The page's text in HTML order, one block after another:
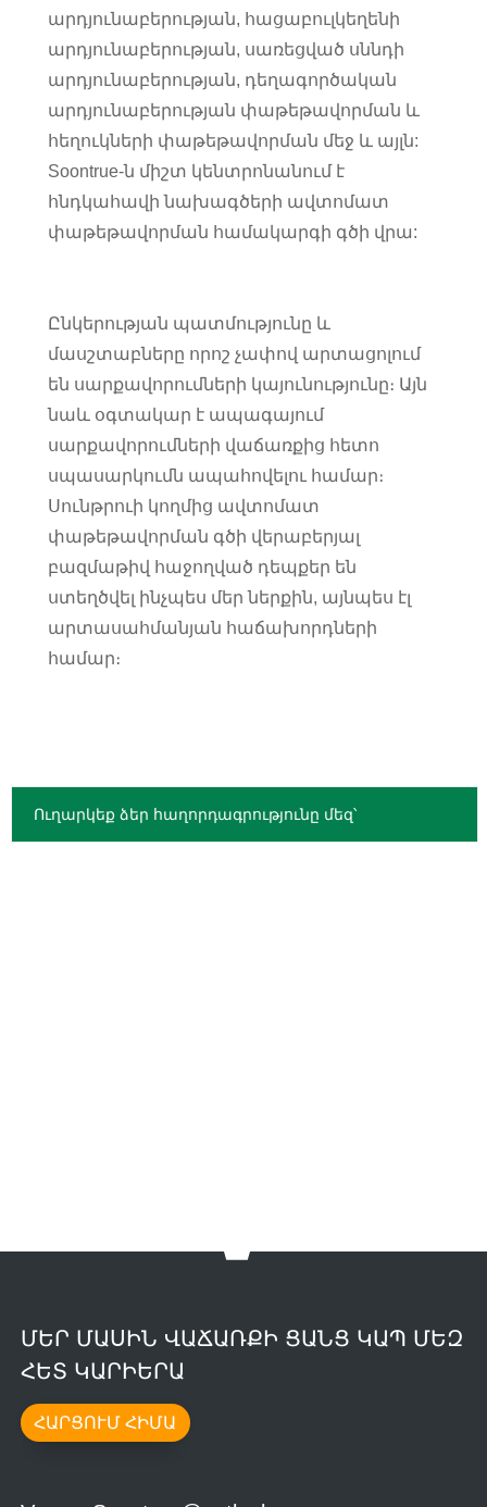
արդյունաբերության, հացաբուլկեղենի
արդյունաբերության, սառեցված սննդի
արդյունաբերության, դեղագործական
արդյունաբերության փաթեթավորման և
հեղուկների փաթեթավորման մեջ և այլն:
Soontrue-ն միշտ կենտրոնանում է
հնդկահավի նախագծերի ավտոմատ
փաթեթավորման համակարգի գծի վրա:
Ընկերության պատմությունը և
մասշտաբները որոշ չափով արտացոլում
են սարքավորումների կայունությունը։ Այն
նաև օգտակար է ապագայում
սարքավորումների վաճառքից հետո
սպասարկումն ապահովելու համար։
Սունթրուի կողմից ավտոմատ
փաթեթավորման գծի վերաբերյալ
բազմաթիվ հաջողված դեպքեր են
ստեղծվել ինչպես մեր ներքին, այնպես էլ
արտասահմանյան հաճախորդների
համար։
Ուղարկեք ձեր հաղորդագրությունը մեզ՝
ՄԵՐ ՄԱՍԻՆ ՎԱՃԱՌՔԻ ՑԱՆՑ ԿԱՊ ՄԵԶ
ՀԵՏ ԿԱՐԻԵՐԱ
ՀԱՐՑՈՒՄ ՀԻՄԱ